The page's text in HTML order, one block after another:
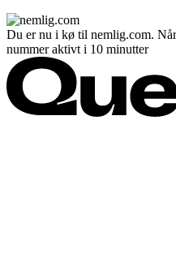
Du er nu i kø til nemlig.com.
nummer aktivt i 10 minutter